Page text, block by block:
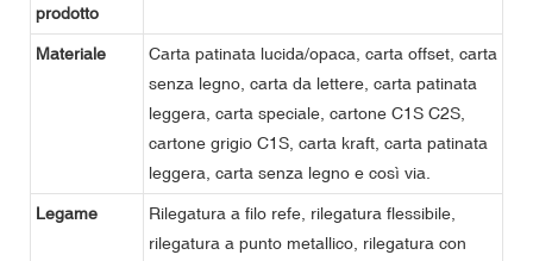
prodotto
Materiale
Carta patinata lucida/opaca, carta offset, carta
senza legno, carta da lettere, carta patinata
leggera, carta speciale, cartone C1S C2S,
cartone grigio C1S, carta kraft, carta patinata
leggera, carta senza legno e così via.
Legame
Rilegatura a filo refe, rilegatura flessibile,
rilegatura a punto metallico, rilegatura con